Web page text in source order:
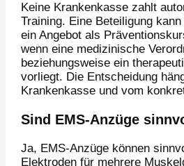
Keine Krankenkasse zahlt
Training. Eine Beteiligung
ein Angebot als
wenn eine medizinische
beziehungsweise ein
vorliegt. Die Entscheidung
Krankenkasse und vom
Sind EMS-Anzüge
Ja, EMS-Anzüge können
Elektroden für mehrere